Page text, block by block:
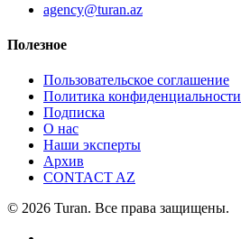
agency@turan.az
Полезное
Пользовательское соглашение
Политика конфиденциальности
Подписка
О нас
Наши эксперты
Архив
CONTACT AZ
© 2026 Turan. Все права защищены.